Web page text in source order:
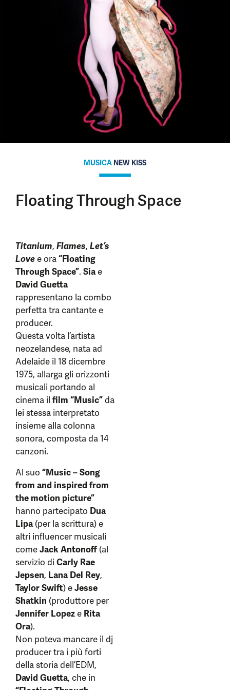
MUSICA NEW KISS
Floating Through Space
Titanium, Flames, Let’s
Lovee ora“Floating
Through Space”. Siae
David Guetta
rappresentano la combo
perfetta tra cantante e
producer.
Questa volta l’artista
neozelandese, nata ad
Adelaide il 18 dicembre
1975, allarga gli orizzonti
musicali portando al
cinema il film “Music”da
lei stessa interpretato
insieme alla colonna
sonora, composta da 14
canzoni.
Al suo “Music – Song
from and inspired from
the motion picture”
hanno partecipato Dua
Lipa(per la scrittura) e
altri influencer musicali
comeJack Antonoff(al
servizio diCarly Rae
Jepsen, Lana Del Rey,
Taylor Swift) eJesse
Shatkin (produttore per
Jennifer Lopeze Rita
Ora).
Non poteva mancare il dj
producer tra i più forti
della storia dell’EDM,
David Guetta, che in